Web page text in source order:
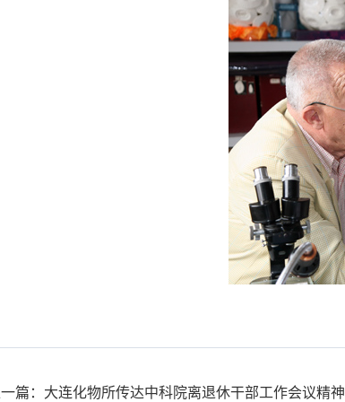
一篇：大连化物所传达中科院离退休干部工作会议精神